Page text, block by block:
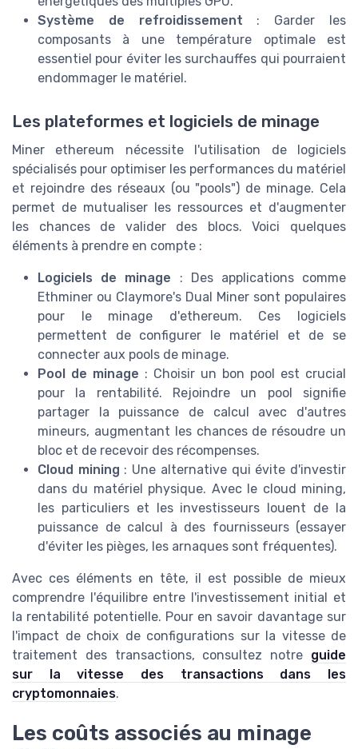
Système de refroidissement : Garder les
composants à une température optimale est
essentiel pour éviter les surchauffes qui pourraient
endommager le matériel.
Les plateformes et logiciels de minage
Miner ethereum nécessite l'utilisation de logiciels
spécialisés pour optimiser les performances du matériel
et rejoindre des réseaux (ou "pools") de minage. Cela
permet de mutualiser les ressources et d'augmenter
les chances de valider des blocs. Voici quelques
éléments à prendre en compte :
Logiciels de minage : Des applications comme
Ethminer ou Claymore's Dual Miner sont populaires
pour le minage d'ethereum. Ces logiciels
permettent de configurer le matériel et de se
connecter aux pools de minage.
Pool de minage : Choisir un bon pool est crucial
pour la rentabilité. Rejoindre un pool signifie
partager la puissance de calcul avec d'autres
mineurs, augmentant les chances de résoudre un
bloc et de recevoir des récompenses.
Cloud mining : Une alternative qui évite d'investir
dans du matériel physique. Avec le cloud mining,
les particuliers et les investisseurs louent de la
puissance de calcul à des fournisseurs (essayer
d'éviter les pièges, les arnaques sont fréquentes).
Avec ces éléments en tête, il est possible de mieux
comprendre l'équilibre entre l'investissement initial et
la rentabilité potentielle. Pour en savoir davantage sur
l'impact de choix de configurations sur la vitesse de
traitement des transactions, consultez notre guide
sur la vitesse des transactions dans les
cryptomonnaies.
Les coûts associés au minage